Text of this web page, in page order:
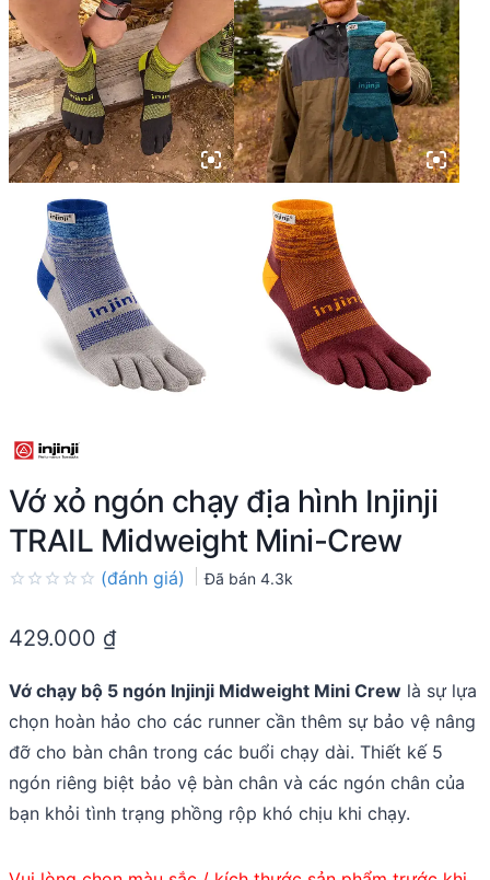
Vớ xỏ ngón chạy địa hình Injinji
TRAIL Midweight Mini-Crew
out
(đánh giá) Đã bán 4.3k
429.000 ₫
Vớ chạy bộ 5 ngón Injinji Midweight Mini Crew là sự lựa
chọn hoàn hảo cho các runner cần thêm sự bảo vệ nâng
đỡ cho bàn chân trong các buổi chạy dài. Thiết kế 5
ngón riêng biệt bảo vệ bàn chân và các ngón chân của
bạn khỏi tình trạng phồng rộp khó chịu khi chạy.